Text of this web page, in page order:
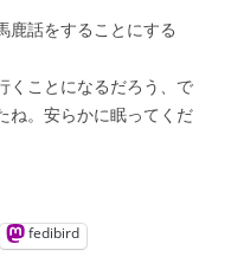
鹿話をすることにする
くことになるだろう、で
ね。安らかに眠ってくだ
fedibird